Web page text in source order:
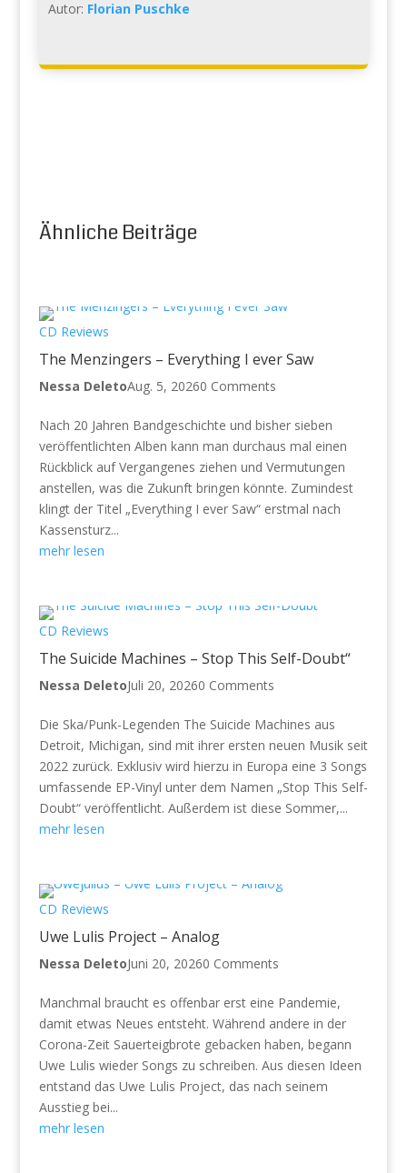
Autor: Florian Puschke
Ähnliche Beiträge
CD Reviews
The Menzingers – Everything I ever Saw
Nessa DeletoAug. 5, 20260 Comments
Nach 20 Jahren Bandgeschichte und bisher sieben
veröffentlichten Alben kann man durchaus mal einen
Rückblick auf Vergangenes ziehen und Vermutungen
anstellen, was die Zukunft bringen könnte. Zumindest
klingt der Titel „Everything I ever Saw“ erstmal nach
Kassensturz...
mehr lesen
CD Reviews
The Suicide Machines – Stop This Self-Doubt“
Nessa DeletoJuli 20, 20260 Comments
Die Ska/Punk-Legenden The Suicide Machines aus
Detroit, Michigan, sind mit ihrer ersten neuen Musik seit
2022 zurück. Exklusiv wird hierzu in Europa eine 3 Songs
umfassende EP-Vinyl unter dem Namen „Stop This Self-
Doubt“ veröffentlicht. Außerdem ist diese Sommer,...
mehr lesen
CD Reviews
Uwe Lulis Project – Analog
Nessa DeletoJuni 20, 20260 Comments
Manchmal braucht es offenbar erst eine Pandemie,
damit etwas Neues entsteht. Während andere in der
Corona-Zeit Sauerteigbrote gebacken haben, begann
Uwe Lulis wieder Songs zu schreiben. Aus diesen Ideen
entstand das Uwe Lulis Project, das nach seinem
Ausstieg bei...
mehr lesen